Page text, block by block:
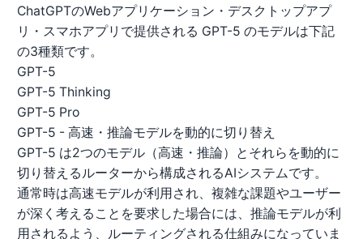
ChatGPTのWebアプリケーション・デスクトップアプ
リ・スマホアプリで提供される GPT-5 のモデルは下記
の3種類です。
GPT-5
GPT-5 Thinking
GPT-5 Pro
GPT-5 - 高速・推論モデルを動的に切り替え
GPT-5 は2つのモデル（高速・推論）とそれらを動的に
切り替えるルーターから構成されるAIシステムです。
通常時は高速モデルが利用され、複雑な課題やユーザー
が深く考えることを要求した場合には、推論モデルが利
用されるよう、ルーティングされる仕組みになっていま